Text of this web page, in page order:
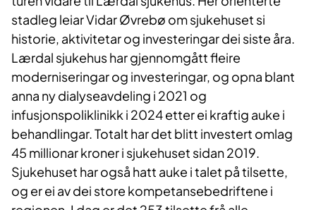
stadleg leiar Vidar Øvrebø om sjukehuset si
historie, aktivitetar og investeringar dei siste åra.
Lærdal sjukehus har gjennomgått fleire
moderniseringar og investeringar, og opna blant
anna ny dialyseavdeling i 2021 og
infusjonspoliklinikk i 2024 etter ei kraftig auke i
behandlingar. Totalt har det blitt investert omlag
45 millionar kroner i sjukehuset sidan 2019.
Sjukehuset har også hatt auke i talet på tilsette,
og er ei av dei store kompetansebedriftene i